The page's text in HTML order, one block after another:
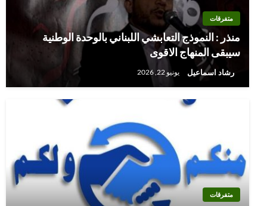
متفرقات
منذر : النموذج التعابشي اللبناني بالوحدة الوطنية
سيبقى المنهاج الاقوى
رشاد اسماعيل يونيو 22, 2026
متفرقات